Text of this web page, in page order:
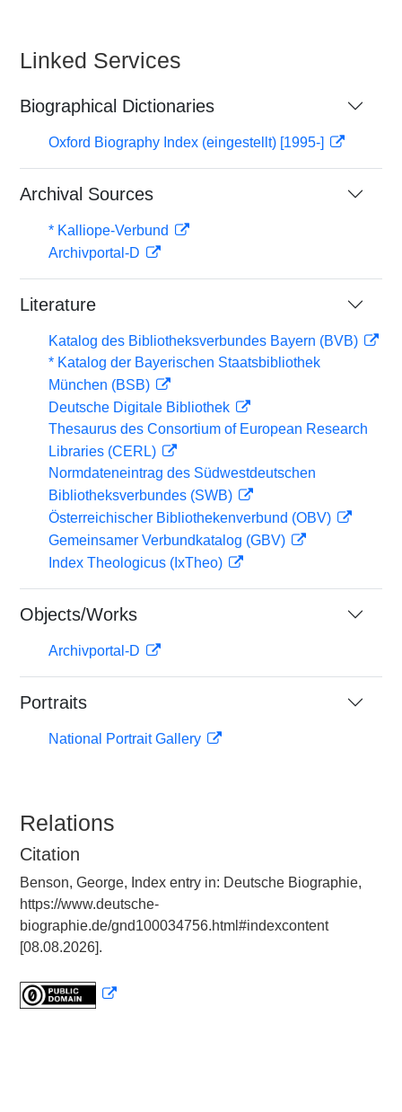
Linked Services
Biographical Dictionaries
Oxford Biography Index (eingestellt) [1995-]
Archival Sources
* Kalliope-Verbund
Archivportal-D
Literature
Katalog des Bibliotheksverbundes Bayern (BVB)
* Katalog der Bayerischen Staatsbibliothek
München (BSB)
Deutsche Digitale Bibliothek
Thesaurus des Consortium of European Research
Libraries (CERL)
Normdateneintrag des Südwestdeutschen
Bibliotheksverbundes (SWB)
Österreichischer Bibliothekenverbund (OBV)
Gemeinsamer Verbundkatalog (GBV)
Index Theologicus (IxTheo)
Objects/Works
Archivportal-D
Portraits
National Portrait Gallery
Relations
Citation
Benson, George, Index entry in: Deutsche Biographie,
https://www.deutsche-
biographie.de/gnd100034756.html#indexcontent
[08.08.2026].